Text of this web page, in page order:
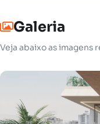
Galeria
Veja abaixo as